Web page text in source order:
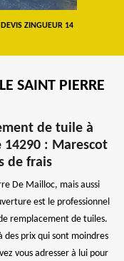
DEVIS ZINGUEUR 14
SAINT PIERRE
de tuile à
14290 : Marescot
de frais
De Mailloc, mais aussi
est le professionnel
remplacement de tuiles.
des prix qui sont moindres
vous adresser à lui pour